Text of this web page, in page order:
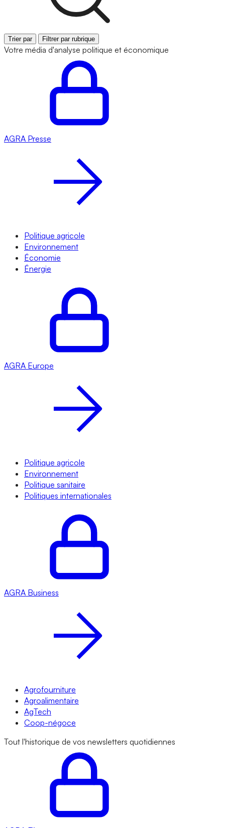
Trier par Filtrer par rubrique
Votre média d'analyse politique et économique
AGRA Presse
Politique agricole
Environnement
Économie
Énergie
AGRA Europe
Politique agricole
Environnement
Politique sanitaire
Politiques internationales
AGRA Business
Agrofourniture
Agroalimentaire
AgTech
Coop-négoce
Tout l'historique de vos newsletters quotidiennes